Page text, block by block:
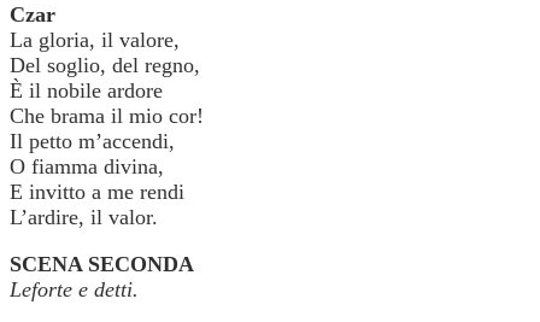
Czar
La gloria, il valore,
Del soglio, del regno,
È il nobile ardore
Che brama il mio cor!
Il petto m’accendi,
O fiamma divina,
E invitto a me rendi
L’ardire, il valor.
SCENA SECONDA
Leforte e detti.